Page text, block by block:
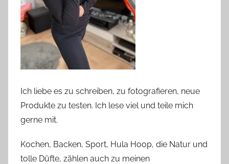
Ich liebe es zu schreiben, zu fotografieren, neue
Produkte zu testen. Ich lese viel und teile mich
gerne mit.
Kochen, Backen, Sport, Hula Hoop, die Natur und
tolle Düfte, zählen auch zu meinen